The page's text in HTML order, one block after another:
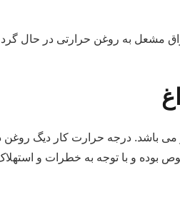
مشعل به روغن حرارتی در
بوده و با توجه به خطرات و